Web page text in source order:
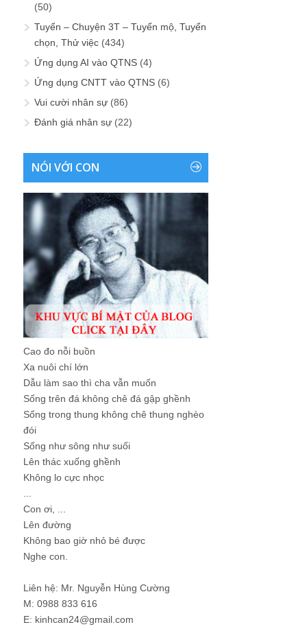
(50)
Tuyển – Chuyện 3T – Tuyển mộ, Tuyển
chọn, Thử việc (434)
Ứng dụng AI vào QTNS (4)
Ứng dụng CNTT vào QTNS (6)
Vui cười nhân sự (86)
Đánh giá nhân sự (22)
NÓI VỚI CON
Cao đo nỗi buồn
Xa nuôi chí lớn
Dẫu làm sao thì cha vẫn muốn
Sống trên đá không chê đá gập ghềnh
Sống trong thung không chê thung nghèo
đói
Sống như sông như suối
Lên thác xuống ghềnh
Không lo cực nhọc
Con ơi, ...
Lên đường
Không bao giờ nhỏ bé được
Nghe con.
Liên hệ: Mr. Nguyễn Hùng Cường
M: 0988 833 616
E: kinhcan24@gmail.com